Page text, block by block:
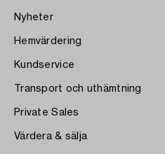
Nyheter
Hemvärdering
Kundservice
Transport och uthämtning
Private Sales
Värdera & sälja